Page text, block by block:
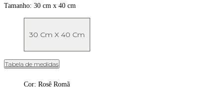
Tamanho: 30 cm x 40 cm
30 Cm X 40 Cm
Tabela de medidas
Cor: Rosê Romã